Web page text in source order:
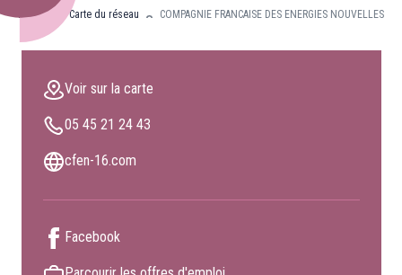
Accueil Carte du réseau COMPAGNIE FRANCAISE DES ENERGIES NOUVELLES
Voir sur la carte
05 45 21 24 43
cfen-16.com
Facebook